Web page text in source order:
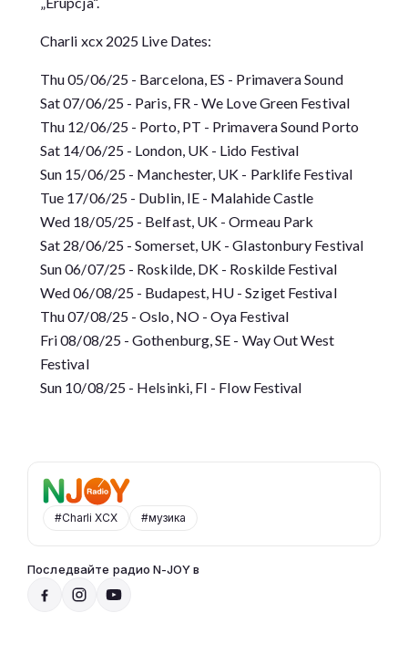
Charli xcx 2025 Live Dates:
Thu 05/06/25 - Barcelona, ES - Primavera Sound
Sat 07/06/25 - Paris, FR - We Love Green Festival
Thu 12/06/25 - Porto, PT - Primavera Sound Porto
Sat 14/06/25 - London, UK - Lido Festival
Sun 15/06/25 - Manchester, UK - Parklife Festival
Tue 17/06/25 - Dublin, IE - Malahide Castle
Wed 18/05/25 - Belfast, UK - Ormeau Park
Sat 28/06/25 - Somerset, UK - Glastonbury Festival
Sun 06/07/25 - Roskilde, DK - Roskilde Festival
Wed 06/08/25 - Budapest, HU - Sziget Festival
Thu 07/08/25 - Oslo, NO - Oya Festival
Fri 08/08/25 - Gothenburg, SE - Way Out West
Festival
Sun 10/08/25 - Helsinki, FI - Flow Festival
#Charli XCX #музика
Последвайте радио N-JOY в
00:00 - 12:00